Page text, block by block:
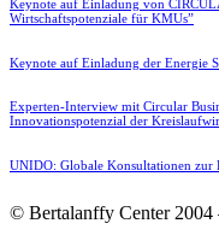
Keynote auf Einladung von
Wirtschaftspotenziale für KMUs”
Keynote auf Einladung der Energie
Experten-Interview mit Circular
Innovationspotenzial der
UNIDO: Globale Konsultationen zur
© Bertalanffy Center 2004